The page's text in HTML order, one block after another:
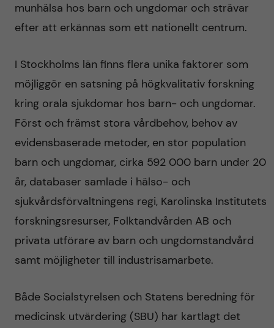
munhälsa hos barn och ungdomar och strävar
efter att erkännas som ett nationellt centrum.
I Stockholms län finns flera unika faktorer som
möjliggör en satsning på högkvalitativ forskning
kring orala sjukdomar hos barn- och ungdomar.
Först och främst stora vårdbehov, behov av
evidensbaserade metoder, en stor population
barn och ungdomar, cirka 592 000 barn under 20
år, databaser samlade i hälso- och
sjukvårdsförvaltningens regi, Karolinska Institutets
forskningsresurser, Folktandvården AB och
privata utförare av barn och ungdomstandvård
samt möjligheter till industrisamarbete.
Både Socialstyrelsen och Statens beredning för
medicinsk utvärdering (SBU) har kartlagt det